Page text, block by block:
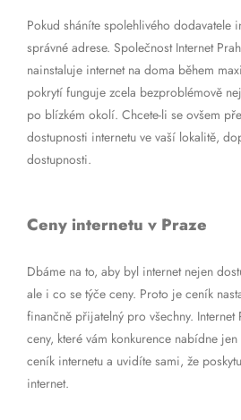
Pokud sháníte spolehlivého dodavatele
správné adrese. Společnost Internet
nainstaluje internet na doma během
pokrytí funguje zcela bezproblémově
po blízkém okolí. Chcete-li se ovšem
dostupnosti internetu ve vaší lokalitě,
dostupnosti.
Ceny internetu v Praze
Dbáme na to, aby byl internet nejen
ale i co se týče ceny. Proto je ceník
finančně přijatelný pro všechny. Internet
ceny, které vám konkurence nabídne
ceník internetu a uvidíte sami, že
internet.